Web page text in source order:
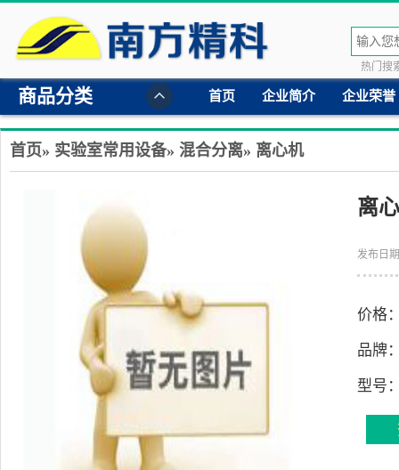
热门搜
商品分类 首页 企业简介 企业荣誉
首页» 实验室常用设备» 混合分离» 离心机
离
发布日
价格
品牌
型号